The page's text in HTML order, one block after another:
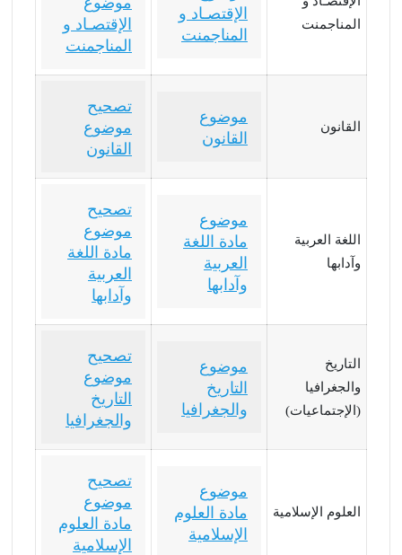
المناجمنت
الإقتصـاد و
المناجمنت
الإقتصـاد و
المناجمنت
القانون
موضوع
القانون
تصحيح
موضوع
القانون
اللغة العربية
وآدابها
موضوع
مادة اللغة
العربية
وآدابها
تصحيح
موضوع
مادة اللغة
العربية
وآدابها
التاريخ
والجغرافيا
(الإجتماعيات)
موضوع
التاريخ
والجغرافيا
تصحيح
موضوع
التاريخ
والجغرافيا
العلوم الإسلامية
موضوع
مادة العلوم
الإسلامية
تصحيح
موضوع
مادة العلوم
الإسلامية